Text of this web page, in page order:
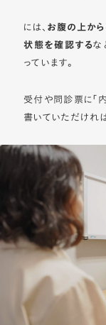
には、 お腹の上か
状態を確認するな
っています。
受付や問診票に「
書いていただけれ